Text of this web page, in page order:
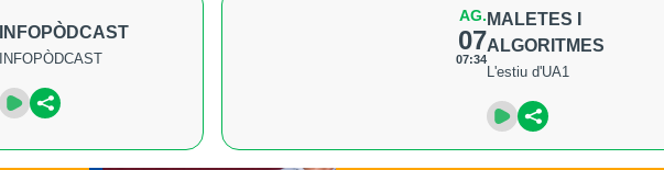
INFOPÒDCAST
INFOPÒDCAST
AG.
07
07:34
MALETES I
ALGORITMES
L'estiu d'UA1